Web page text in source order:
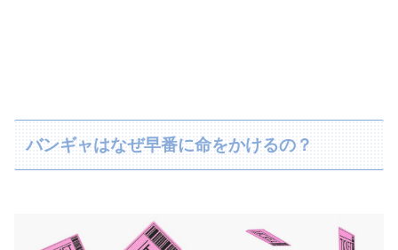
バンギャはなぜ早番に命をかけるの？